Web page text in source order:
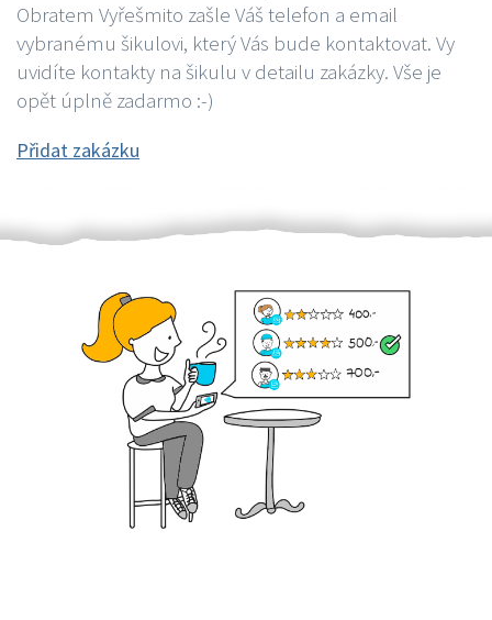
Obratem Vyřešmito zašle Váš telefon a email
vybranému šikulovi, který Vás bude kontaktovat. Vy
uvidíte kontakty na šikulu v detailu zakázky. Vše je
opět úplně zadarmo :-)
Přidat zakázku